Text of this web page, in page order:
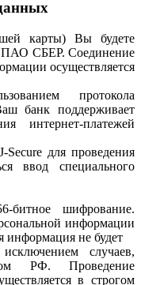
карты) Вы будете
ПАО СБЕР. Соединение
осуществляется
протокола
банк поддерживает
интернет-платежей
Secure для проведения
ввод специального
битное шифрование.
информации
информация не будет
случаев,
РФ. Проведение
в строгом